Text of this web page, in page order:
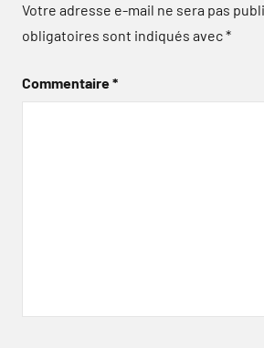
Votre adresse e-mail ne sera pas
obligatoires sont indiqués avec*
Commentaire*